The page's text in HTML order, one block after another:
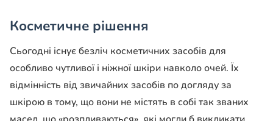
Косметичне рішення
Сьогодні існує безліч косметичних засобів для
особливо чутливої і ніжної шкіри навколо очей. Їх
відмінність від звичайних засобів по догляду за
шкірою в тому, що вони не містять в собі так званих